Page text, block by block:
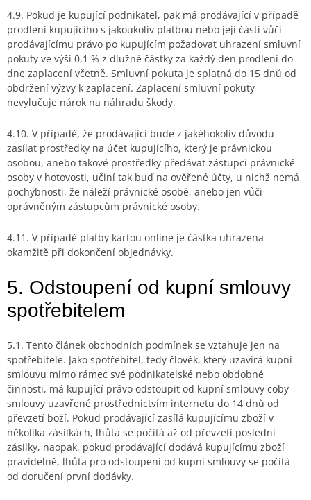
4.9. Pokud je kupující podnikatel, pak má prodávající v případě
prodlení kupujícího s jakoukoliv platbou nebo její části vůči
prodávajícímu právo po kupujícím požadovat uhrazení smluvní
pokuty ve výši 0,1 % z dlužné částky za každý den prodlení do
dne zaplacení včetně. Smluvní pokuta je splatná do 15 dnů od
obdržení výzvy k zaplacení. Zaplacení smluvní pokuty
nevylučuje nárok na náhradu škody.
4.10. V případě, že prodávající bude z jakéhokoliv důvodu
zasílat prostředky na účet kupujícího, který je právnickou
osobou, anebo takové prostředky předávat zástupci právnické
osoby v hotovosti, učiní tak buď na ověřené účty, u nichž nemá
pochybnosti, že náleží právnické osobě, anebo jen vůči
oprávněným zástupcům právnické osoby.
4.11. V případě platby kartou online je částka uhrazena
okamžitě při dokončení objednávky.
5. Odstoupení od kupní smlouvy
spotřebitelem
5.1. Tento článek obchodních podmínek se vztahuje jen na
spotřebitele. Jako spotřebitel, tedy člověk, který uzavírá kupní
smlouvu mimo rámec své podnikatelské nebo obdobné
činnosti, má kupující právo odstoupit od kupní smlouvy coby
smlouvy uzavřené prostřednictvím internetu do 14 dnů od
převzetí boží. Pokud prodávající zasílá kupujícímu zboží v
několika zásilkách, lhůta se počítá až od převzetí poslední
zásilky, naopak, pokud prodávající dodává kupujícímu zboží
pravidelně, lhůta pro odstoupení od kupní smlouvy se počítá
od doručení první dodávky.